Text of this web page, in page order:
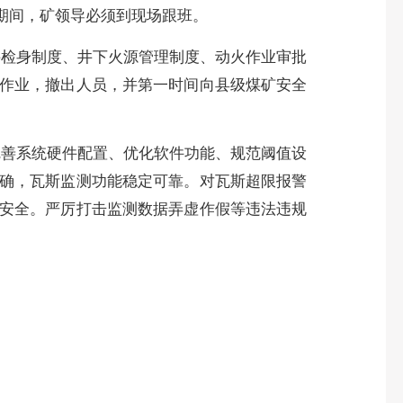
，矿领导必须到现场跟班。
身制度、井下火源管理制度、动火作业审批
业，撤出人员，并第一时间向县级煤矿安全
系统硬件配置、优化软件功能、规范阈值设
，瓦斯监测功能稳定可靠。对瓦斯超限报警
全。严厉打击监测数据弄虚作假等违法违规